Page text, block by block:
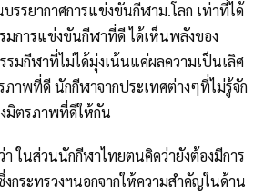
รรยากาศการแข่งขันกีฬาม.โลก เท่าที่ได้
การแข่งขันกีฬาที่ดี ได้เห็นพลังของ
รมกีฬาที่ไม่ได้มุ่งเน้นแค่ผลความเป็นเลิศ
าพที่ดี นักกีฬาจากประเทศต่างๆที่ไม่รู้จัก
มิตรภาพที่ดีให้กัน
า ในส่วนนักกีฬาไทยตนคิดว่ายังต้องมีการ
ระทรวงฯนอกจากให้ความสำคัญในด้าน